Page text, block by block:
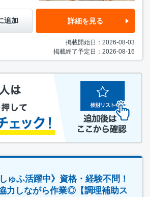
追加 詳細を見る
掲載開始日：2026-08-03
掲載終了予定日：2026-08-16
ゅふ活躍中》資格・経験不問！
力しながら作業◎【調理補助ス